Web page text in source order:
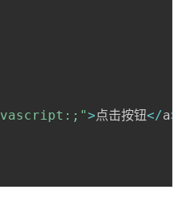
>点击按钮</a>